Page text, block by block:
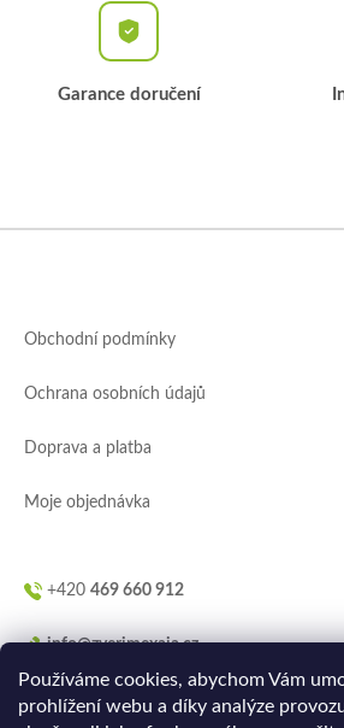
Používáme cookies, abychom Vám
prohlížení webu a díky analýze
Garance doručení
Obchodní podmínky
Ochrana osobních údajů
Doprava a platba
Moje objednávka
+420 469 660 912
info@zverimexaja.cz